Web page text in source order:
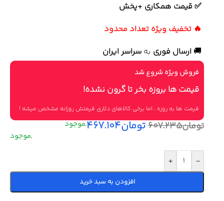
✅ قیمت همکاری +پخش
🔥 تخفیف ویژه تعداد محدود
🚚 ارسال فوری به سراسر ایران
فروش ویژه شروع شد
قیمت ها بروزه بخر تا گرون نشده!
قیمت ها به روزه ، اما برخی کالاهای دلاری قیمتش روزانه مشخص میشه !
تومان۶۰۷.۲۳۵تومان۴۶۷.۱۰۴
-
+
افزودن به سبد خرید